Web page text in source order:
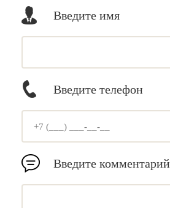
Введите имя
Введите телефон
Введите комментарий